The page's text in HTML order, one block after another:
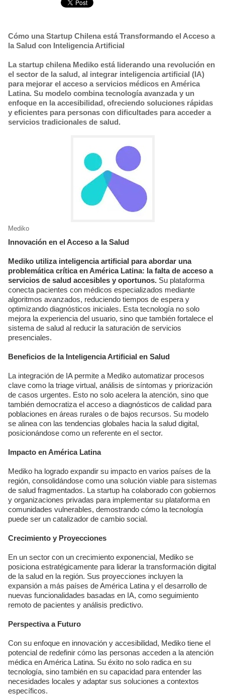
Cómo una Startup Chilena está Transformando el Acceso a
la Salud con Inteligencia Artificial
La startup chilena Mediko está liderando una revolución en
el sector de la salud, al integrar inteligencia artificial (IA)
para mejorar el acceso a servicios médicos en América
Latina. Su modelo combina tecnología avanzada y un
enfoque en la accesibilidad, ofreciendo soluciones rápidas
y eficientes para personas con dificultades para acceder a
servicios tradicionales de salud.
Mediko
Innovación en el Acceso a la Salud
Mediko utiliza inteligencia artificial para abordar una
problemática crítica en América Latina: la falta de acceso a
servicios de salud accesibles y oportunos. Su plataforma
conecta pacientes con médicos especializados mediante
algoritmos avanzados, reduciendo tiempos de espera y
optimizando diagnósticos iniciales. Esta tecnología no solo
mejora la experiencia del usuario, sino que también fortalece el
sistema de salud al reducir la saturación de servicios
presenciales.
Beneficios de la Inteligencia Artificial en Salud
La integración de IA permite a Mediko automatizar procesos
clave como la triage virtual, análisis de síntomas y priorización
de casos urgentes. Esto no solo acelera la atención, sino que
también democratiza el acceso a diagnósticos de calidad para
poblaciones en áreas rurales o de bajos recursos. Su modelo
se alinea con las tendencias globales hacia la salud digital,
posicionándose como un referente en el sector.
Impacto en América Latina
Mediko ha logrado expandir su impacto en varios países de la
región, consolidándose como una solución viable para sistemas
de salud fragmentados. La startup ha colaborado con gobiernos
y organizaciones privadas para implementar su plataforma en
comunidades vulnerables, demostrando cómo la tecnología
puede ser un catalizador de cambio social.
Crecimiento y Proyecciones
En un sector con un crecimiento exponencial, Mediko se
posiciona estratégicamente para liderar la transformación digital
de la salud en la región. Sus proyecciones incluyen la
expansión a más países de América Latina y el desarrollo de
nuevas funcionalidades basadas en IA, como seguimiento
remoto de pacientes y análisis predictivo.
Perspectiva a Futuro
Con su enfoque en innovación y accesibilidad, Mediko tiene el
potencial de redefinir cómo las personas acceden a la atención
médica en América Latina. Su éxito no solo radica en su
tecnología, sino también en su capacidad para entender las
necesidades locales y adaptar sus soluciones a contextos
específicos.